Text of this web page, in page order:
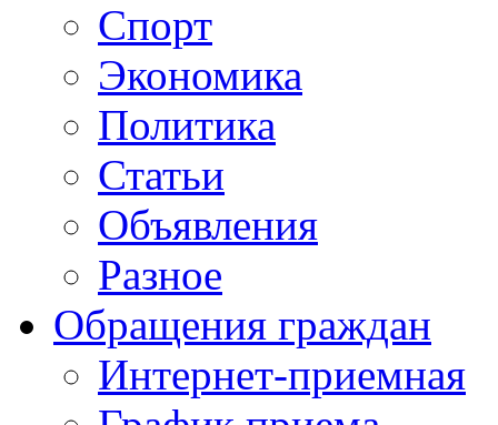
Спорт
Экономика
Политика
Статьи
Объявления
Разное
Обращения граждан
Интернет-приемная